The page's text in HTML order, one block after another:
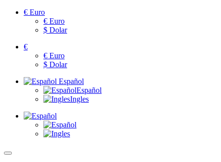
€ Euro
€ Euro
$ Dolar
€
€ Euro
$ Dolar
Español
Español
Ingles